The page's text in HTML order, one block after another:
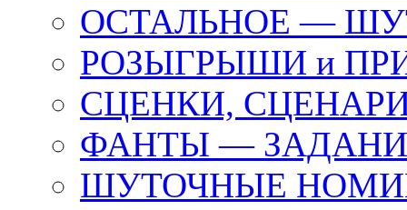
ОСТАЛЬНОЕ —
РОЗЫГРЫШИ и
СЦЕНКИ,
ФАНТЫ —
ШУТОЧНЫЕ